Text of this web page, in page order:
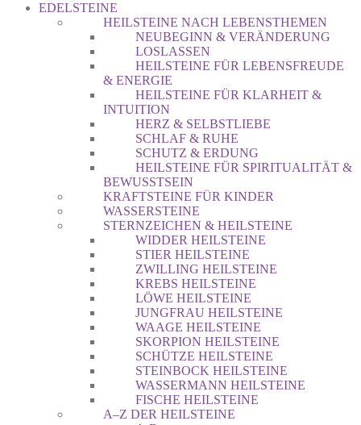
EDELSTEINE
HEILSTEINE NACH LEBENSTHEMEN
NEUBEGINN & VERÄNDERUNG
LOSLASSEN
HEILSTEINE FÜR LEBENSFREUDE
& ENERGIE
HEILSTEINE FÜR KLARHEIT &
INTUITION
HERZ & SELBSTLIEBE
SCHLAF & RUHE
SCHUTZ & ERDUNG
HEILSTEINE FÜR SPIRITUALITÄT &
BEWUSSTSEIN
KRAFTSTEINE FÜR KINDER
WASSERSTEINE
STERNZEICHEN & HEILSTEINE
WIDDER HEILSTEINE
STIER HEILSTEINE
ZWILLING HEILSTEINE
KREBS HEILSTEINE
LÖWE HEILSTEINE
JUNGFRAU HEILSTEINE
WAAGE HEILSTEINE
SKORPION HEILSTEINE
SCHÜTZE HEILSTEINE
STEINBOCK HEILSTEINE
WASSERMANN HEILSTEINE
FISCHE HEILSTEINE
A–Z DER HEILSTEINE